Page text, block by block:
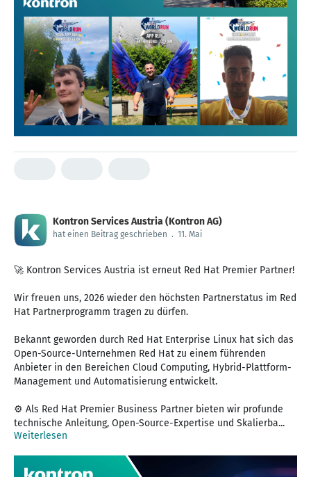
Kontron Services Austria (Kontron AG)
hat einen Beitrag geschrieben . 11. Mai
🚀 Kontron Services Austria ist erneut Red Hat Premier Partner!
Wir freuen uns, 2026 wieder den höchsten Partnerstatus im Red
Hat Partnerprogramm tragen zu dürfen.
Bekannt geworden durch Red Hat Enterprise Linux hat sich das
Open-Source-Unternehmen Red Hat zu einem führenden
Anbieter in den Bereichen Cloud Computing, Hybrid-Plattform-
Management und Automatisierung entwickelt.
⚙️ Als Red Hat Premier Business Partner bieten wir profunde
technische Anleitung, Open-Source-Expertise und Skalierba...
Weiterlesen